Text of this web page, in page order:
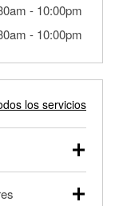
- 10:00pm
- 10:00pm
los servicios
y